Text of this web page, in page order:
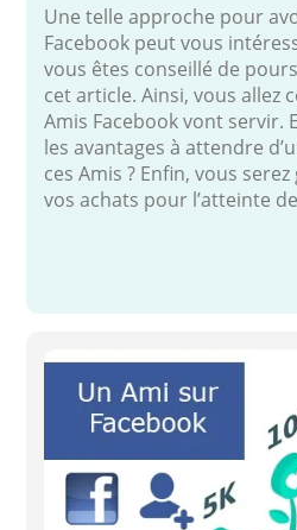
Une telle approche pour
Facebook peut vous
vous êtes conseillé de
cet article. Ainsi, vous allez
Amis Facebook vont servir.
les avantages à attendre
ces Amis ? Enfin, vous
vos achats pour l’atteinte